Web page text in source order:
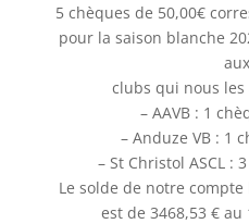
5 chèques de 50,00€
pour la saison blanche
clubs qui nous les
– AAVB : 1
– Anduze VB : 1
– St Christol ASCL :
Le solde de notre
est de 3468,53 €